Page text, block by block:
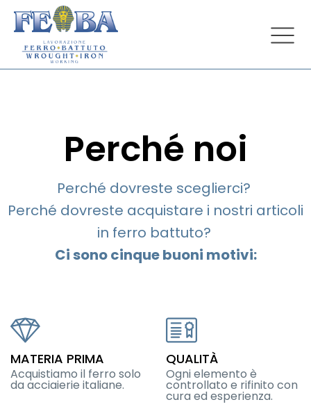
Perché noi
Perché dovreste sceglierci?
Perché dovreste acquistare i nostri articoli
in ferro battuto?
Ci sono cinque buoni motivi:
MATERIA PRIMA
Acquistiamo il ferro solo
da acciaierie italiane.
QUALITÀ
Ogni elemento è
controllato e rifinito con
cura ed esperienza.